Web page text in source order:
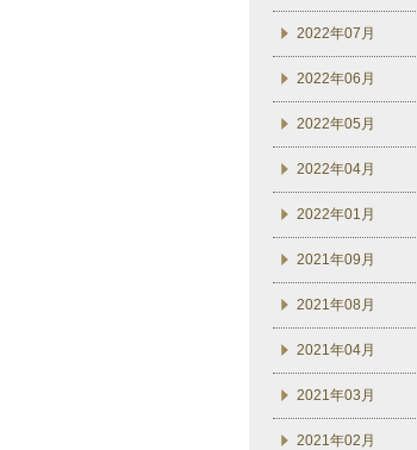
2022年07月
2022年06月
2022年05月
2022年04月
2022年01月
2021年09月
2021年08月
2021年04月
2021年03月
2021年02月